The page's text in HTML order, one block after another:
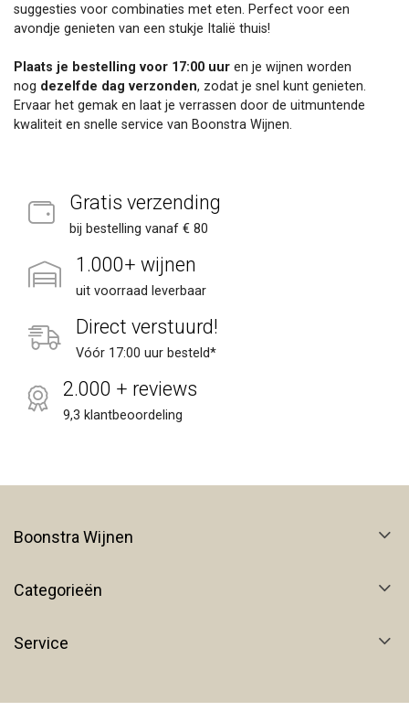
suggesties voor combinaties met eten. Perfect voor een
avondje genieten van een stukje Italië thuis!
Plaats je bestelling voor 17:00 uur en je wijnen worden
nog dezelfde dag verzonden, zodat je snel kunt genieten.
Ervaar het gemak en laat je verrassen door de uitmuntende
kwaliteit en snelle service van Boonstra Wijnen.
Gratis verzending
bij bestelling vanaf € 80
1.000+ wijnen
uit voorraad leverbaar
Direct verstuurd!
Vóór 17:00 uur besteld*
2.000 + reviews
9,3 klantbeoordeling
Boonstra Wijnen
Categorieën
Service